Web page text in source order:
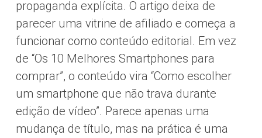
propaganda explícita. O artigo deixa de
parecer uma vitrine de afiliado e começa a
funcionar como conteúdo editorial. Em vez
de “Os 10 Melhores Smartphones para
comprar”, o conteúdo vira “Como escolher
um smartphone que não trava durante
edição de vídeo”. Parece apenas uma
mudança de título, mas na prática é uma